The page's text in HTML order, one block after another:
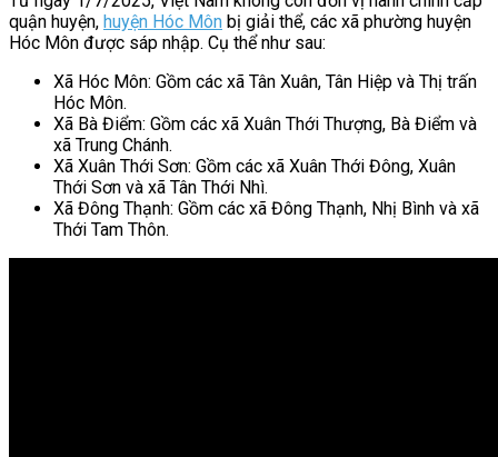
quận huyện, huyện Hóc Môn bị giải thể, các xã phường huyện
Hóc Môn được sáp nhập. Cụ thể như sau:
Xã Hóc Môn: Gồm các xã Tân Xuân, Tân Hiệp và Thị trấn
Hóc Môn.
Xã Bà Điểm: Gồm các xã Xuân Thới Thượng, Bà Điểm và
xã Trung Chánh.
Xã Xuân Thới Sơn: Gồm các xã Xuân Thới Đông, Xuân
Thới Sơn và xã Tân Thới Nhì.
Xã Đông Thạnh: Gồm các xã Đông Thạnh, Nhị Bình và xã
Thới Tam Thôn.